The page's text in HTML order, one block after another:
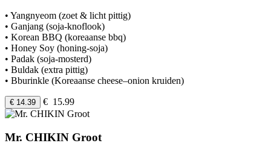
• Yangnyeom (zoet & licht pittig)
• Ganjang (soja-knoflook)
• Korean BBQ (koreaanse bbq)
• Honey Soy (honing-soja)
• Padak (soja-mosterd)
• Buldak (extra pittig)
• Bburinkle (Koreaanse cheese–onion kruiden)
€ 14.39 € 15.99
Mr. CHIKIN Groot